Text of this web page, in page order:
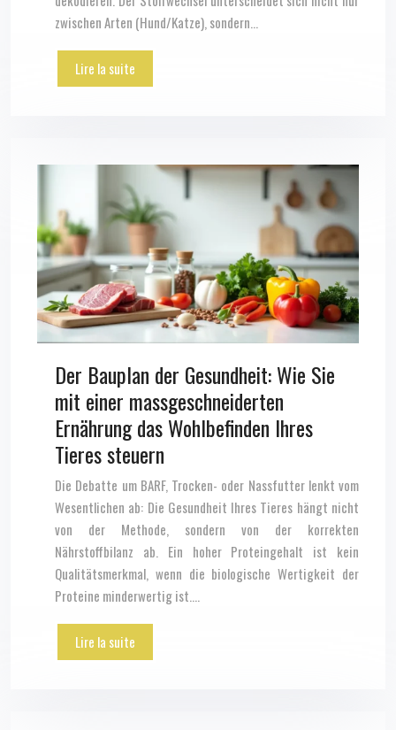
zwischen Arten (Hund/Katze), sondern…
Lire la suite
Der Bauplan der Gesundheit: Wie Sie
mit einer massgeschneiderten
Ernährung das Wohlbefinden Ihres
Tieres steuern
Die Debatte um BARF, Trocken- oder Nassfutter lenkt vom
Wesentlichen ab: Die Gesundheit Ihres Tieres hängt nicht
von der Methode, sondern von der korrekten
Nährstoffbilanz ab. Ein hoher Proteingehalt ist kein
Qualitätsmerkmal, wenn die biologische Wertigkeit der
Proteine minderwertig ist….
Lire la suite